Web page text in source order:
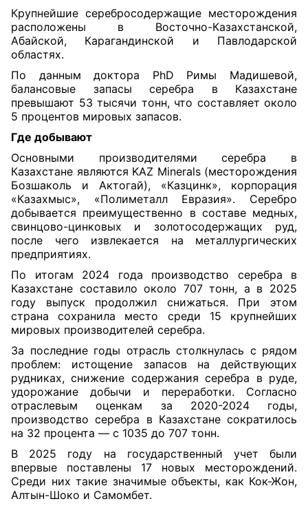
Крупнейшие серебросодержащие месторождения
расположены в Восточно-Казахстанской,
Абайской, Карагандинской и Павлодарской
областях.
По данным доктора PhD Римы Мадишевой,
балансовые запасы серебра в Казахстане
превышают 53 тысячи тонн, что составляет около
5 процентов мировых запасов.
Где добывают
Основными производителями серебра в
Казахстане являются KAZ Minerals (месторождения
Бозшаколь и Актогай), «Казцинк», корпорация
«Казахмыс», «Полиметалл Евразия». Серебро
добывается преимущественно в составе медных,
свинцово-цинковых и золотосодержащих руд,
после чего извлекается на металлургических
предприятиях.
По итогам 2024 года производство серебра в
Казахстане составило около 707 тонн, а в 2025
году выпуск продолжил снижаться. При этом
страна сохранила место среди 15 крупнейших
мировых производителей серебра.
За последние годы отрасль столкнулась с рядом
проблем: истощение запасов на действующих
рудниках, снижение содержания серебра в руде,
удорожание добычи и переработки. Согласно
отраслевым оценкам за 2020-2024 годы,
производство серебра в Казахстане сократилось
на 32 процента — с 1035 до 707 тонн.
В 2025 году на государственный учет были
впервые поставлены 17 новых месторождений.
Среди них такие значимые объекты, как Кок-Жон,
Алтын-Шоко и Самомбет.